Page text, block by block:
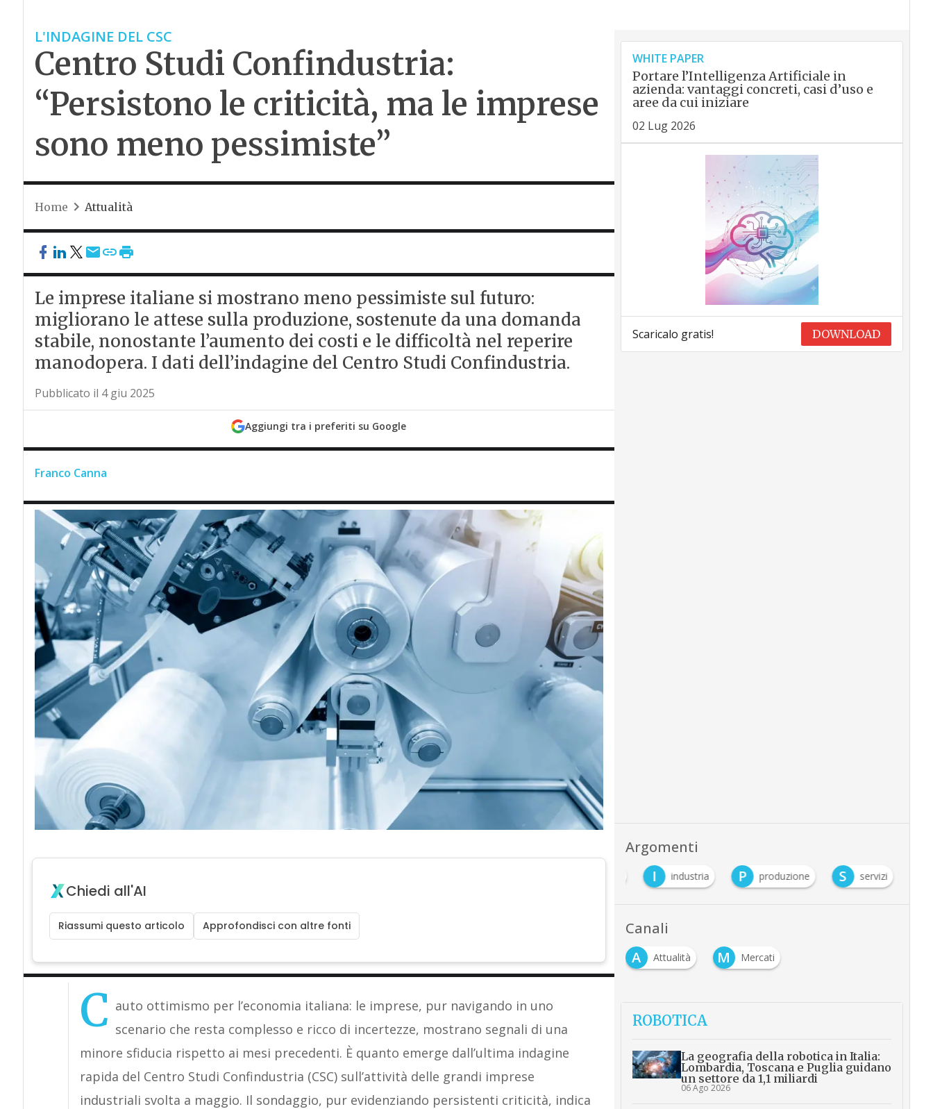
L'INDAGINE DEL CSC
Centro Studi Confindustria:
“Persistono le criticità, ma le imprese
sono meno pessimiste”
Home Attualità
Le imprese italiane si mostrano meno pessimiste sul futuro:
migliorano le attese sulla produzione, sostenute da una domanda
stabile, nonostante l’aumento dei costi e le difficoltà nel reperire
manodopera. I dati dell’indagine del Centro Studi Confindustria.
Pubblicato il 4 giu 2025
Aggiungi tra i preferiti su Google
Franco Canna
Chiedi all'AI
Riassumi questo articolo Approfondisci con altre fonti
C auto ottimismo per l’economia italiana: le imprese, pur navigando in uno
scenario che resta complesso e ricco di incertezze, mostrano segnali di una
minore sfiducia rispetto ai mesi precedenti. È quanto emerge dall’ultima indagine
rapida del Centro Studi Confindustria (CSC) sull’attività delle grandi imprese
industriali svolta a maggio. Il sondaggio, pur evidenziando persistenti criticità, indica
WHITE PAPER
Portare l’Intelligenza Artificiale in
azienda: vantaggi concreti, casi d’uso e
aree da cui iniziare
02 Lug 2026
Scaricalo gratis! DOWNLOAD
Argomenti
I industria P produzione S servizi
Canali
A
Attualità M Mercati
ROBOTICA
La geografia della robotica in Italia:
Lombardia, Toscana e Puglia guidano
un settore da 1,1 miliardi
06 Ago 2026